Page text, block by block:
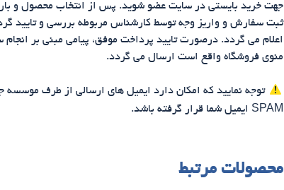
جهت خرید بایستی در سایت عضو شوید. پس از انتخاب محصول و
ثبت سفارش و واریز وجه توسط کارشناس مربوطه بررسی و
اعلام می گردد. درصورت تایید پرداخت موفق، پیامی مبنی بر
منوی فروشگاه واقع است ارسال می گردد.
توجه نمایید که امکان دارد ایمیل های ارسالی از طرف موسسه
SPAM ایمیل شما قرار گرفته باشد.
محصولات مرتبط